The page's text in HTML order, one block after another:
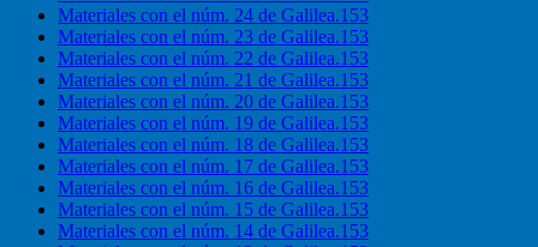
Materiales con el núm. 24 de Galilea.153
Materiales con el núm. 23 de Galilea.153
Materiales con el núm. 22 de Galilea.153
Materiales con el núm. 21 de Galilea.153
Materiales con el núm. 20 de Galilea.153
Materiales con el núm. 19 de Galilea.153
Materiales con el núm. 18 de Galilea.153
Materiales con el núm. 17 de Galilea.153
Materiales con el núm. 16 de Galilea.153
Materiales con el núm. 15 de Galilea.153
Materiales con el núm. 14 de Galilea.153